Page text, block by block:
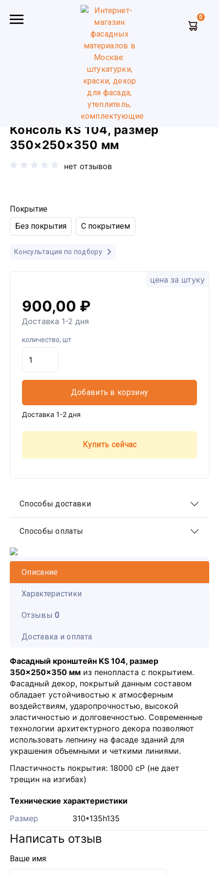
0
Фасадный декор
Фасадная лепнина, Консоли
Консоль KS 104, размер 350×250×350 мм
Консоль KS 104, размер
350×250×350 мм
нет отзывов
Покрытие
Без покрытия
С покрытием
Консультация по подбору
цена за штуку
900,00 ₽
Доставка 1-2 дня
количество, шт
Добавить в корзину
Доставка 1-2 дня
Купить сейчас
Способы доставки
Способы оплаты
Описание
Характеристики
Отзывы0
Доставка и оплата
Фасадный кронштейн KS 104, размер
350×250×350 мм из пенопласта с покрытием.
Фасадный декор, покрытый данным составом
обладает устойчивостью к атмосферным
воздействиям, ударопрочностью, высокой
эластичностью и долговечностью. Современные
технологии архитектурного декора позволяют
использовать лепнину на фасаде зданий для
украшения объемными и четкими линиями.
Пластичность покрытия: 18000 сР (не дает
трещин на изгибах)
Технические характеристики
Размер
310*135h135
Написать отзыв
Ваше имя: